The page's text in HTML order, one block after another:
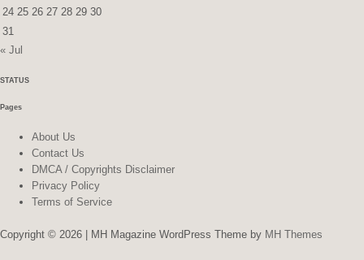
24 25 26 27 28 29 30
31
« Jul
STATUS
Pages
About Us
Contact Us
DMCA / Copyrights Disclaimer
Privacy Policy
Terms of Service
Copyright © 2026 | MH Magazine WordPress Theme by MH Themes